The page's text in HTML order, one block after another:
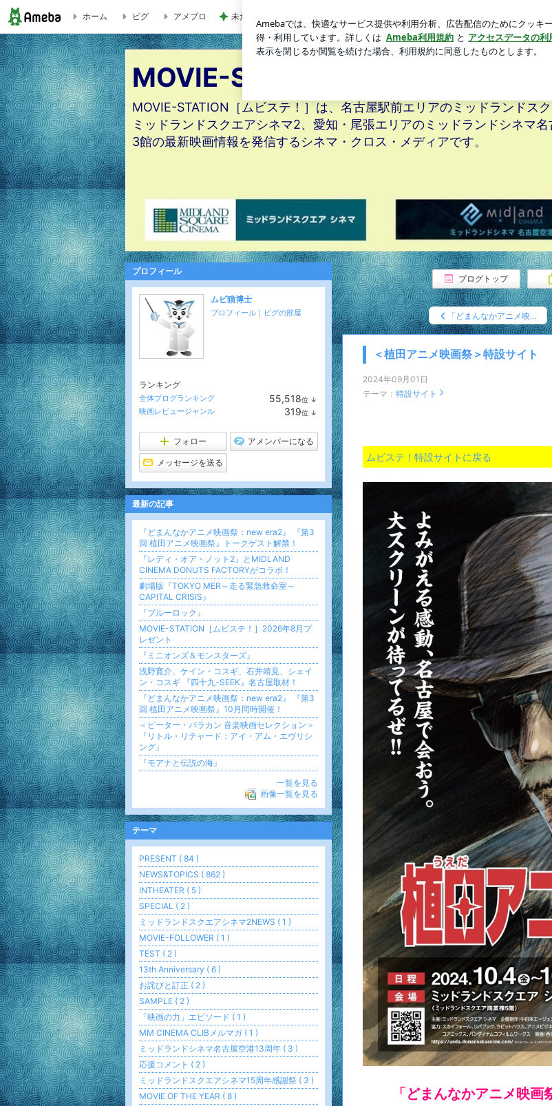
＜植田アニメ映画祭＞特設サイト | MOVIE-STATION［ムビステ！］BLOG
ホーム ピグ アメブロ 未だに息子が欲しがるぬいぐるみ
MOVIE-STATION［ムビステ！］
MOVIE-STATION［ムビステ！］は、名古屋駅前エリアのミッドランドスク
ミッドランドスクエアシネマ2、愛知・尾張エリアのミッドランドシネマ
3館の最新映画情報を発信するシネマ・クロス・メディアです。
ブログトップ
「どまんなかアニメ映…
＜植田アニメ映画祭＞特設サイト
2024年09月01日
テーマ： 特設サイト
ムビステ！特設サイトに戻る
「どまんなかアニメ映
プロフィール
ムビ猫博士
プロフィール ｜ ピグの部屋
ランキング
全体ブログランキング 55,518位 ↓
ン
映画レビュージャンル 319位 ↓
フォロー アメンバーになる
メッセージを送る
最新の記事
『どまんなかアニメ映画祭：new era2』 『第3
回 植田アニメ映画祭』トークゲスト解禁！
『レディ・オア・ノット2』とMIDLAND
CINEMA DONUTS FACTORYがコラボ！
劇場版『TOKYO MER～走る緊急救命室～
CAPITAL CRISIS』
『ブルーロック』
MOVIE-STATION［ムビステ！］2026年8月プ
レゼント
『ミニオンズ＆モンスターズ』
浅野寛介、ケイン・コスギ、石井靖見、シェイ
ン・コスギ 『四十九-SEEK』名古屋取材！
『どまんなかアニメ映画祭：new era2』 『第3
回 植田アニメ映画祭』10月同時開催！
＜ピーター・バラカン 音楽映画セレクション＞
『リトル・リチャード：アイ・アム・エヴリシ
ング』
『モアナと伝説の海』
一覧を見る
画像一覧を見る
テーマ
PRESENT ( 84 )
NEWS&TOPICS ( 862 )
INTHEATER ( 5 )
SPECIAL ( 2 )
ミッドランドスクエアシネマ2NEWS ( 1 )
MOVIE-FOLLOWER ( 1 )
TEST ( 2 )
13th Anniversary ( 6 )
お詫びと訂正 ( 2 )
SAMPLE ( 2 )
「映画の力」エピソード ( 1 )
MM CINEMA CLIBメルマガ ( 1 )
ミッドランドシネマ名古屋空港13周年 ( 3 )
応援コメント ( 2 )
ミッドランドスクエアシネマ15周年感謝祭 ( 3 )
MOVIE OF THE YEAR ( 8 )